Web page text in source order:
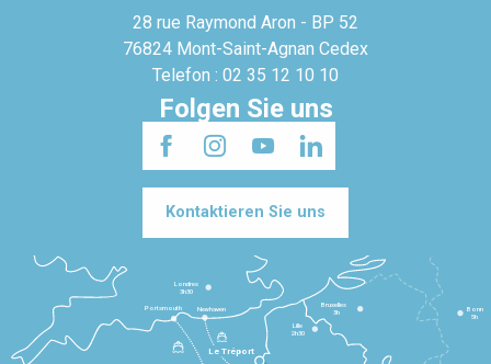
28 rue Raymond Aron - BP 52
76824 Mont-Saint-Agnan Cedex
Telefon : 02 35 12 10 10
Folgen Sie uns
Kontaktieren Sie uns
Le Tréport
Lille
2h30
Bruxelles
3h
Londres
3h30
Newhaven
Portsmouth
Bonn
5h